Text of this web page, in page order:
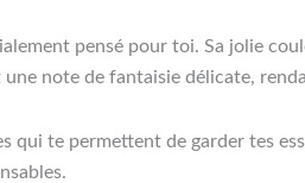
pensé pour toi. Sa jolie
note de fantaisie délicate,
qui te permettent de garder tes